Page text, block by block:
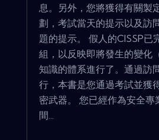
息。另外，您將獲得有關製
劃，考試當天的提示以及訪
題的提示。 假人的CISSP已
組，以反映即將發生的變化
知識的體系進行了。通過訪
行，本書是您通過考試並獲
密武器。 您已經作為安全專
間...